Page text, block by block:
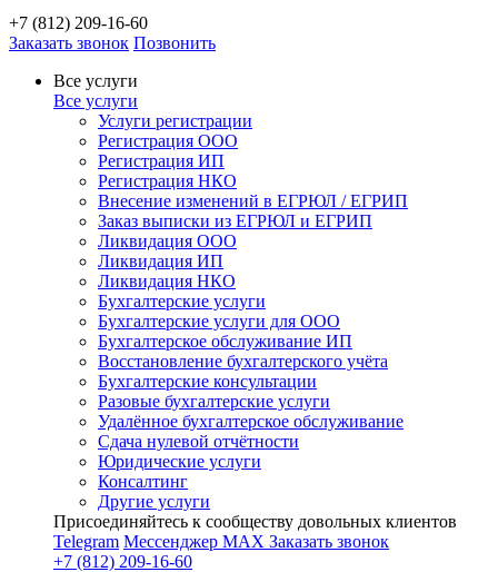
+7 (812) 209-16-60
Заказать звонок Позвонить
Все услуги
Все услуги
Услуги регистрации
Регистрация ООО
Регистрация ИП
Регистрация НКО
Внесение изменений в ЕГРЮЛ / ЕГРИП
Заказ выписки из ЕГРЮЛ и ЕГРИП
Ликвидация ООО
Ликвидация ИП
Ликвидация НКО
Бухгалтерские услуги
Бухгалтерские услуги для ООО
Бухгалтерское обслуживание ИП
Восстановление бухгалтерского учёта
Бухгалтерские консультации
Разовые бухгалтерские услуги
Удалённое бухгалтерское обслуживание
Сдача нулевой отчётности
Юридические услуги
Консалтинг
Другие услуги
Присоединяйтесь к сообществу довольных клиентов
Telegram Мессенджер MAX Заказать звонок
+7 (812) 209-16-60